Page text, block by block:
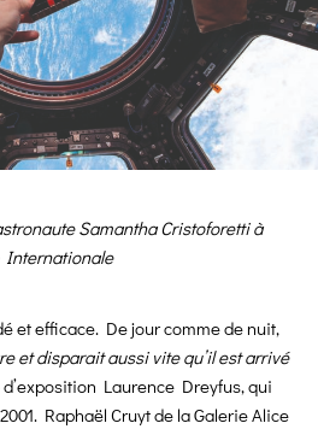
Samantha Cristoforetti à
Internationale
et efficace. De jour comme de nuit,
et disparait aussi vite qu’il est arrivé
Laurence Dreyfus, qui
Raphaël Cruyt de la Galerie Alice